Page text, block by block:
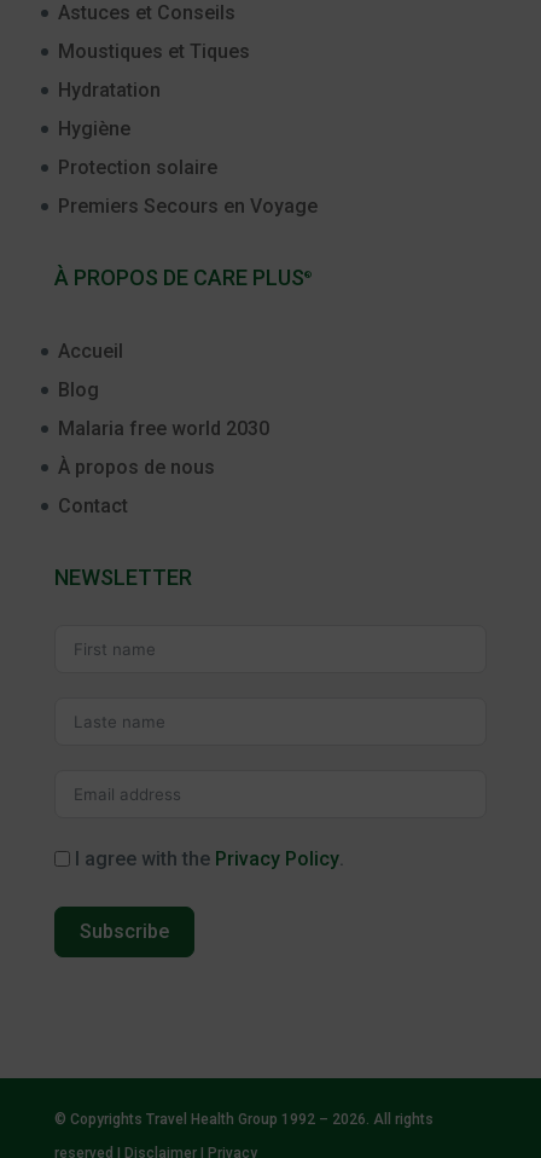
Astuces et Conseils
Moustiques et Tiques
Hydratation
Hygiène
Protection solaire
Premiers Secours en Voyage
À PROPOS DE CARE PLUS®
Accueil
Blog
Malaria free world 2030
À propos de nous
Contact
NEWSLETTER
I agree with the Privacy Policy.
Subscribe
© Copyrights Travel Health Group 1992 – 2026. All rights
reserved |
Disclaimer| Privacy